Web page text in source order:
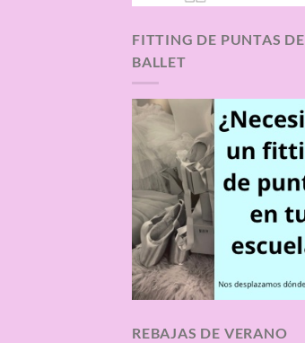
FITTING DE PUNTAS DE
BALLET
REBAJAS DE VERANO